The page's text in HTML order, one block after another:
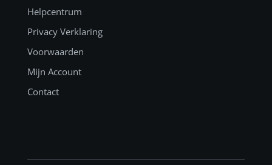
Helpcentrum
Privacy Verklaring
Voorwaarden
Mijn Account
Contact